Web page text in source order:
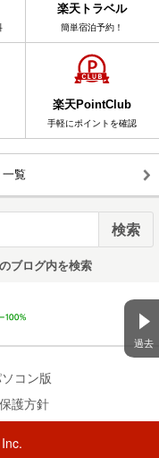
過去
楽天トラベル
簡単宿泊予約！
楽天PointClub
手軽にポイントを確認
一覧
ブログ内を検索
コン版
護方針